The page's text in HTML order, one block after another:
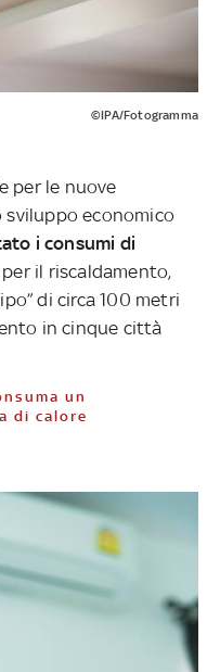
©IPA/Fotogramma
per le nuove
sviluppo economico
i consumi di
per il riscaldamento,
di circa 100 metri
in cinque città
di calore